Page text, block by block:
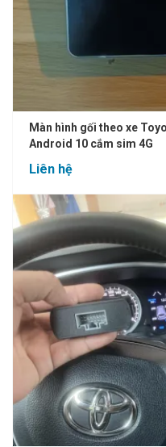
Màn hình gối theo xe
Android 10 cắm sim 4G
Liên hệ